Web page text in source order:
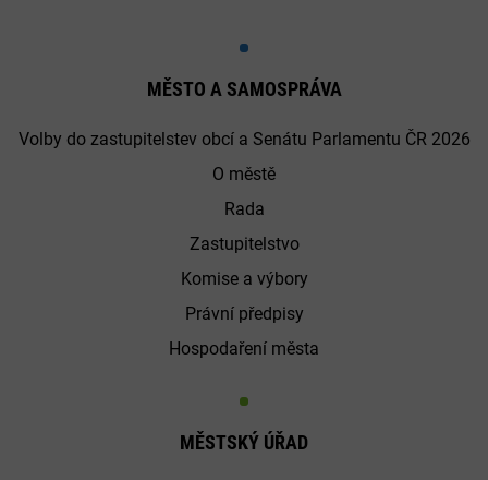
MĚSTO A SAMOSPRÁVA
Volby do zastupitelstev obcí a Senátu Parlamentu ČR 2026
O městě
Rada
Zastupitelstvo
Komise a výbory
Právní předpisy
Hospodaření města
MĚSTSKÝ ÚŘAD